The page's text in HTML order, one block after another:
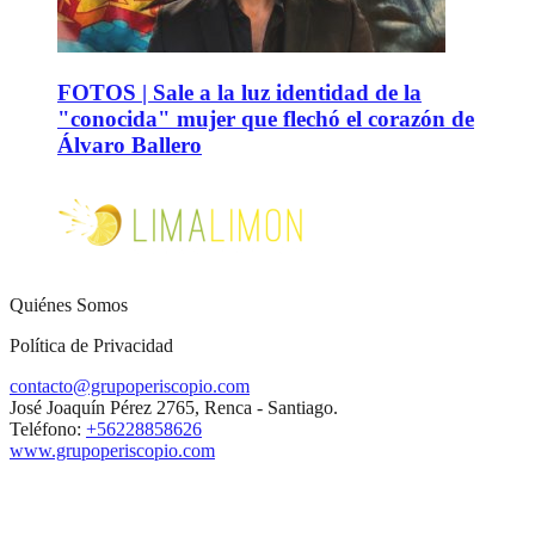
FOTOS | Sale a la luz identidad de la
"conocida" mujer que flechó el corazón de
Álvaro Ballero
Quiénes Somos
Política de Privacidad
contacto@grupoperiscopio.com
José Joaquín Pérez 2765, Renca - Santiago.
Teléfono: +56228858626
www.grupoperiscopio.com